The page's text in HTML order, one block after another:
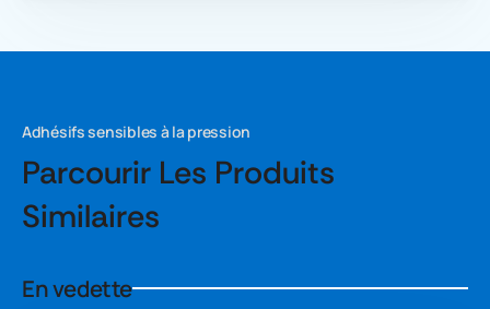
Adhésifs sensibles à la pression
Parcourir Les Produits
Similaires
En vedette